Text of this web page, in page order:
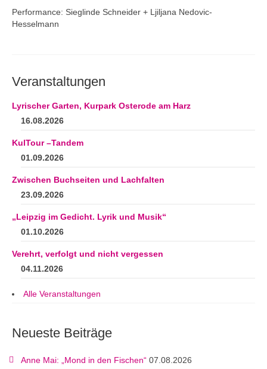
Performance: Sieglinde Schneider + Ljiljana Nedovic-
Hesselmann
Veranstaltungen
Lyrischer Garten, Kurpark Osterode am Harz
16.08.2026
KulTour –Tandem
01.09.2026
Zwischen Buchseiten und Lachfalten
23.09.2026
„Leipzig im Gedicht. Lyrik und Musik“
01.10.2026
Verehrt, verfolgt und nicht vergessen
04.11.2026
Alle Veranstaltungen
Neueste Beiträge
Anne Mai: „Mond in den Fischen“ 07.08.2026